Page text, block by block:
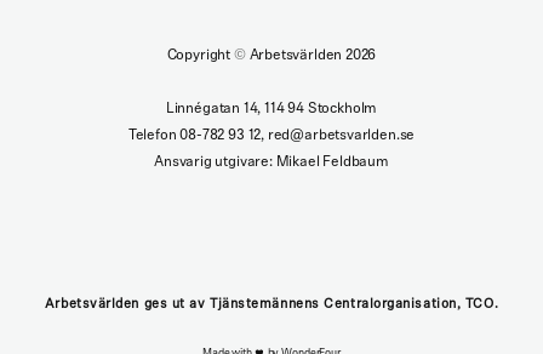
Copyright ©Arbetsvärlden 2026
Linnégatan 14, 114 94 Stockholm
Telefon 08-782 93 12, red@arbetsvarlden.se
Ansvarig utgivare: Mikael Feldbaum
Arbetsvärlden ges ut av Tjänstemännens Centralorganisation, TCO.